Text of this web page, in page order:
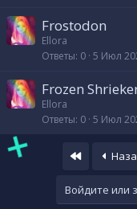
Frostodon
Ellora
Ответы 0 5 Июл
Frozen
Ellora
Ответы 0 5 Июл
First
Войдите или